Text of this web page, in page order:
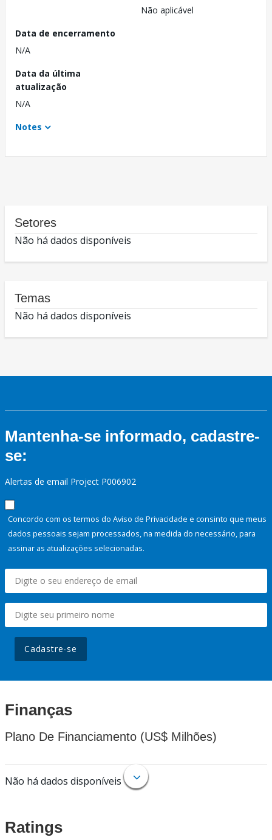
Não aplicável
Data de encerramento
N/A
Data da última
atualização
N/A
Notes
Setores
Não há dados disponíveis
Temas
Não há dados disponíveis
Mantenha-se informado, cadastre-
se:
Alertas de email Project P006902
Concordo com os termos do Aviso de Privacidade e consinto que meus
dados pessoais sejam processados, na medida do necessário, para
assinar as atualizações selecionadas.
Cadastre-se
Finanças
Plano De Financiamento (US$ Milhões)
Não há dados disponíveis
Ratings